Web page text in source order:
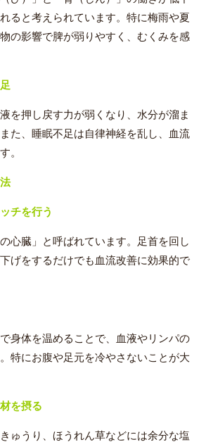
ると考えられています。特に梅雨や夏
の影響で脾が弱りやすく、むくみを感
を押し戻す力が弱くなり、水分が溜ま
た、睡眠不足は自律神経を乱し、血流
。
チを行う
心臓」と呼ばれています。足首を回し
げをするだけでも血流改善に効果的で
身体を温めることで、血液やリンパの
特にお腹や足元を冷やさないことが大
を摂る
ゅうり、ほうれん草などには余分な塩